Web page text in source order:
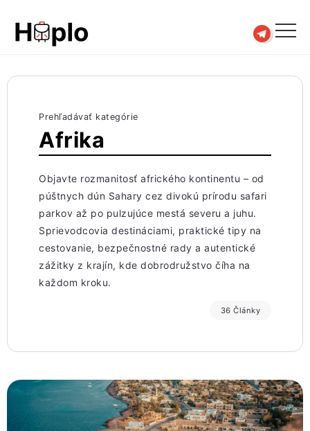
Prehľadávať kategórie
Afrika
Objavte rozmanitosť afrického kontinentu – od
púštnych dún Sahary cez divokú prírodu safari
parkov až po pulzujúce mestá severu a juhu.
Sprievodcovia destináciami, praktické tipy na
cestovanie, bezpečnostné rady a autentické
zážitky z krajín, kde dobrodružstvo číha na
každom kroku.
36 Články